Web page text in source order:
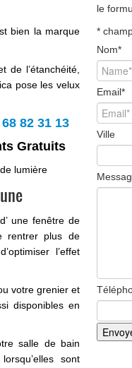
bien la marque
de l’étanchéité,
pose les velux
82 31 13
Gratuits
lumière
une fenêtre de
rentrer plus de
l’effet
votre grenier et
disponibles en
salle de bain
sont
le
*
Nom*
Email*
Ville